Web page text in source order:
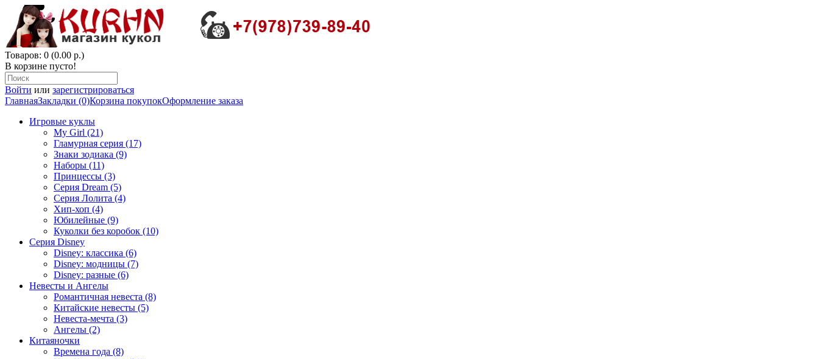
Товаров: 0 (0.00 р.)
В корзине пусто!
Войти или зарегистрироваться
ГлавнаяЗакладки (0)Корзина покупокОформление заказа
Игровые куклы
My Girl (21)
Гламурная серия (17)
Знаки зодиака (9)
Наборы (11)
Принцессы (3)
Серия Dream (5)
Серия Лолита (4)
Хип-хоп (4)
Юбилейные (9)
Куколки без коробок (10)
Серия Disney
Disney: классика (6)
Disney: модницы (7)
Disney: разные (6)
Невесты и Ангелы
Романтичная невеста (8)
Китайские невесты (5)
Невеста-мечта (3)
Ангелы (2)
Китаяночки
Времена года (8)